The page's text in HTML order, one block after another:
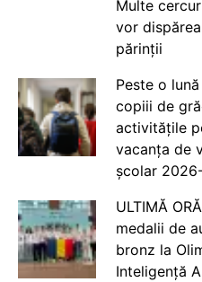
Multe
vor
părinții
Peste o
copiii de
activitățile
vacanța de
școlar
ULTIMĂ
medalii de
bronz la
Inteligență